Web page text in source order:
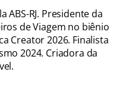
ABS-RJ. Presidente da
de Viagem no biênio
Creator 2026. Finalista
2024. Criadora da